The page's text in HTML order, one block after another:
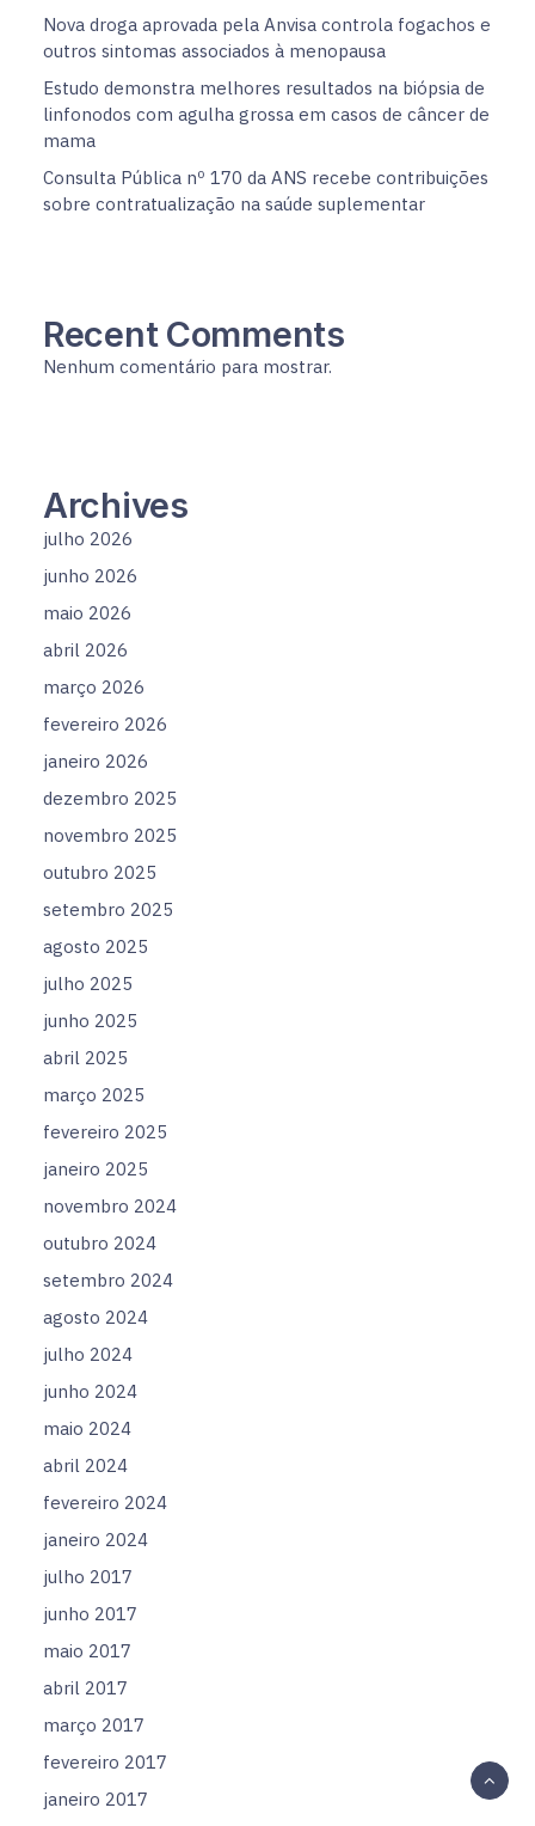
Nova droga aprovada pela Anvisa controla fogachos e
outros sintomas associados à menopausa
Estudo demonstra melhores resultados na biópsia de
linfonodos com agulha grossa em casos de câncer de
mama
Consulta Pública nº 170 da ANS recebe contribuições
sobre contratualização na saúde suplementar
Recent Comments
Nenhum comentário para mostrar.
Archives
julho 2026
junho 2026
maio 2026
abril 2026
março 2026
fevereiro 2026
janeiro 2026
dezembro 2025
novembro 2025
outubro 2025
setembro 2025
agosto 2025
julho 2025
junho 2025
abril 2025
março 2025
fevereiro 2025
janeiro 2025
novembro 2024
outubro 2024
setembro 2024
agosto 2024
julho 2024
junho 2024
maio 2024
abril 2024
fevereiro 2024
janeiro 2024
julho 2017
junho 2017
maio 2017
abril 2017
março 2017
fevereiro 2017
janeiro 2017